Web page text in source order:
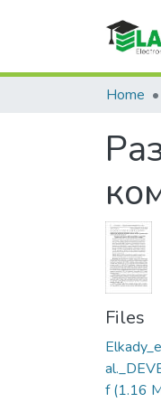
Home
Files
f(1.16